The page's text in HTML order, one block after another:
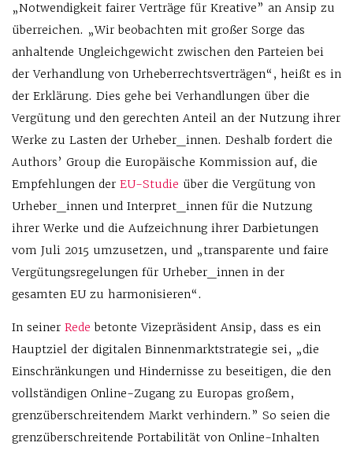
„Notwendigkeit fairer Verträge für Kreative” an Ansip zu
überreichen. „Wir beobachten mit großer Sorge das
anhaltende Ungleichgewicht zwischen den Parteien bei
der Verhandlung von Urheberrechtsverträgen“, heißt es in
der Erklärung. Dies gehe bei Verhandlungen über die
Vergütung und den gerechten Anteil an der Nutzung ihrer
Werke zu Lasten der Urheber_innen. Deshalb fordert die
Authors’ Group die Europäische Kommission auf, die
Empfehlungen der EU-Studie über die Vergütung von
Urheber_innen und Interpret_innen für die Nutzung
ihrer Werke und die Aufzeichnung ihrer Darbietungen
vom Juli 2015 umzusetzen, und „transparente und faire
Vergütungsregelungen für Urheber_innen in der
gesamten EU zu harmonisieren“.
In seiner Redebetonte Vizepräsident Ansip, dass es ein
Hauptziel der digitalen Binnenmarktstrategie sei, „die
Einschränkungen und Hindernisse zu beseitigen, die den
vollständigen Online-Zugang zu Europas großem,
grenzüberschreitendem Markt verhindern.” So seien die
grenzüberschreitende Portabilität von Online-Inhalten